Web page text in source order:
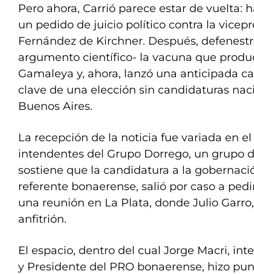
Pero ahora, Carrió parece estar de vuelta:
un pedido de juicio político contra la
Fernández de Kirchner. Después,
argumento científico- la vacuna que
Gamaleya y, ahora, lanzó una anticipada
clave de una elección sin candidaturas
Buenos Aires.
La recepción de la noticia fue variada en
intendentes del Grupo Dorrego, un grupo
sostiene que la candidatura a la
referente bonaerense, salió por caso a
una reunión en La Plata, donde Julio
anfitrión.
El espacio, dentro del cual Jorge Macri,
y Presidente del PRO bonaerense, hizo